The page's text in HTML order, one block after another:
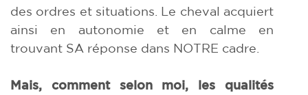
des ordres et situations. Le cheval acquiert
ainsi en autonomie et en calme en
trouvant SA réponse dans NOTRE cadre.
Mais, comment selon moi, les qualités